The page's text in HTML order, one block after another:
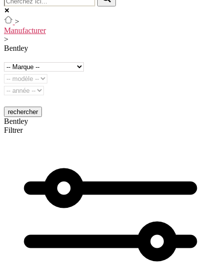
>
Manufacturer
>
Bentley
rechercher
Bentley
Filtrer